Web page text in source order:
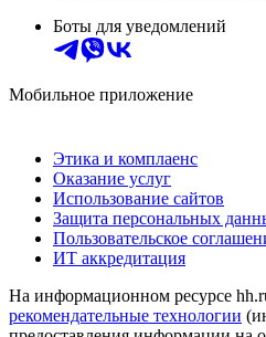
Боты для уведомлений
Мобильное приложение
Этика и комплаенс
Оказание услуг
Использование сайтов
Защита персональных
Пользовательское
ИТ аккредитация
На информационном ресурсе
рекомендательные технологии